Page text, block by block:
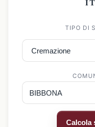
TIPO DI
Calcola